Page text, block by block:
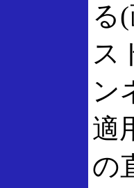
る
ス
ン
適
の